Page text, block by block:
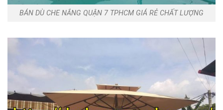
BÁN DÙ CHE NẮNG QUẬN 7 TPHCM GIÁ RẺ CHẤT LƯỢNG